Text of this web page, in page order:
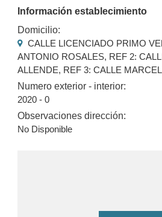
Información establecimiento
Domicilio:
CALLE LICENCIADO PRIMO
ANTONIO ROSALES, REF 2:
ALLENDE, REF 3: CALLE
Numero exterior - interior:
2020 - 0
Observaciones dirección:
No Disponible